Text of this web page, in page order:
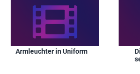
Armleuchter in Uniform